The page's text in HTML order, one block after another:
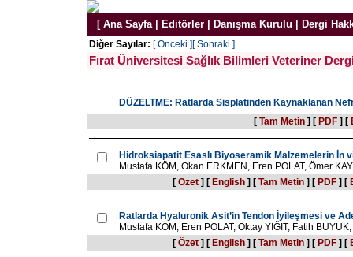
[ Ana Sayfa| Editörler| Danışma Kurulu Dergi
Diğer Sayılar: [ Önceki ][ Sonraki ]
Fırat Üniversitesi Sağlık Bilimleri Veteriner
DÜZELTME: Ratlarda Sisplatinden Kaynaklanan
[ Tam Metin ] [ PDF ] [
Hidroksiapatit Esaslı Biyoseramik Malzemelerin İn
Mustafa KÖM, Okan ERKMEN, Eren POLAT, Ömer
[ Özet ] [ English ] [ Tam Metin ] [ PDF ] [
Ratlarda Hyaluronik Asit’in Tendon İyileşmesi ve
Mustafa KÖM, Eren POLAT, Oktay YİĞİT, Fatih
[ Özet ] [ English ] [ Tam Metin ] [ PDF ] [